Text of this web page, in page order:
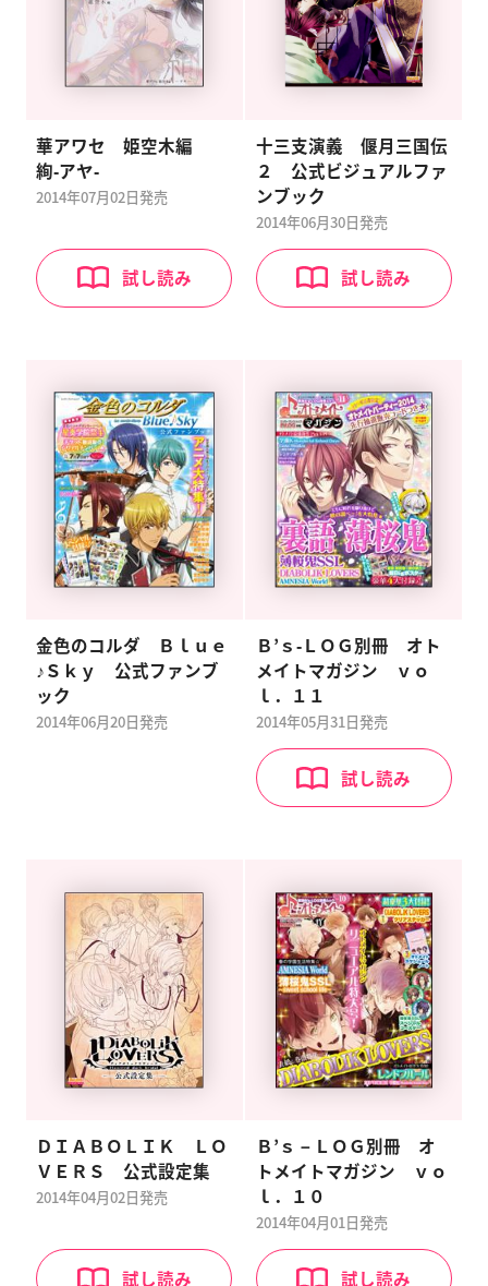
華アワセ 姫空木編
絢‐アヤ‐
2014年07月02日発売
試し読み
十三支演義 偃月三国伝
２ 公式ビジュアルファ
ンブック
2014年06月30日発売
試し読み
金色のコルダ Ｂｌｕｅ
♪Ｓｋｙ 公式ファンブ
ック
2014年06月20日発売
Ｂ’ｓ‐ＬＯＧ別冊 オト
メイトマガジン ｖｏ
ｌ．１１
2014年05月31日発売
試し読み
ＤＩＡＢＯＬＩＫ ＬＯ
ＶＥＲＳ 公式設定集
2014年04月02日発売
試し読み
Ｂ’ｓ－ＬＯＧ別冊 オ
トメイトマガジン ｖｏ
ｌ．１０
2014年04月01日発売
試し読み